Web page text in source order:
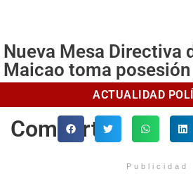
Nueva Mesa Directiva
Maicao toma
ACTUALIDAD
Comparte
Publicidad